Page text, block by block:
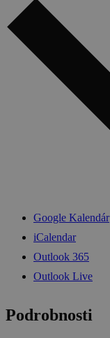
Google Kalendár
iCalendar
Outlook 365
Outlook Live
Podrobnosti